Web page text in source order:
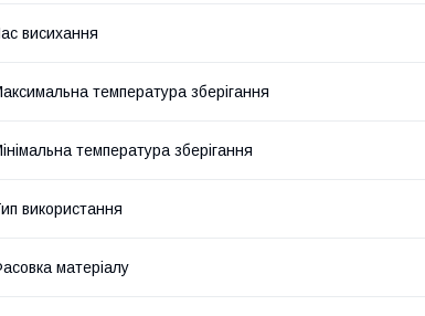
висихання
температура зберігання
температура зберігання
використання
матеріалу